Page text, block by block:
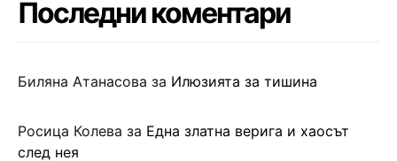
Последни коментари
Биляна Атанасова за Илюзията за тишина
Росица Колева за Една златна верига и хаосът
след нея